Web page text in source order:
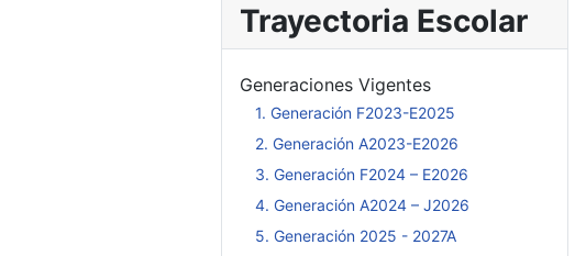
Trayectoria Escolar
Generaciones Vigentes
1. Generación F2023-E2025
2. Generación A2023-E2026
3. Generación F2024 – E2026
4. Generación A2024 – J2026
5. Generación 2025 - 2027A